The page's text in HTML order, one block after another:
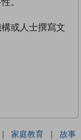
。
或人士撰寫文
| 家庭教育 | 故事